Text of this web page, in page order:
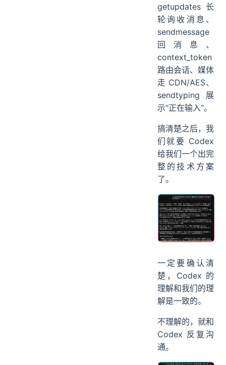
getupdates 长
轮询收消息、
sendmessage
回消息、
context_token
路由会话、媒体
走 CDN/AES、
sendtyping 展
示“正在输入”。
搞清楚之后，我
们就要 Codex
给我们一个出完
整的技术方案
了。
一定要确认清
楚，Codex 的
理解和我们的理
解是一致的。
不理解的，就和
Codex 反复沟
通。